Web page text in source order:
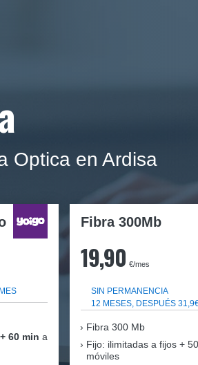
Optica en Ardisa
60 min a
Fibra 300Mb
19,90 €/mes
SIN PERMANENCIA
12 MESES, DESPUÉS
Fibra 300 Mb
Fijo: ilimitadas a fijos +
móviles